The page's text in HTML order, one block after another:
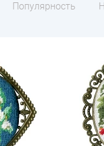
Популярность